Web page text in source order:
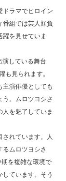
ドラマでヒロイン
組では芸人顔負
を見せていま
している舞台
も見られます。
演俳優としても
。ムロツヨシさ
を魅了していま
れています。人
ムロツヨシさ
を複雑な環境で
ています。そう